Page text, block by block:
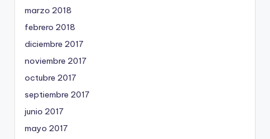
marzo 2018
febrero 2018
diciembre 2017
noviembre 2017
octubre 2017
septiembre 2017
junio 2017
mayo 2017